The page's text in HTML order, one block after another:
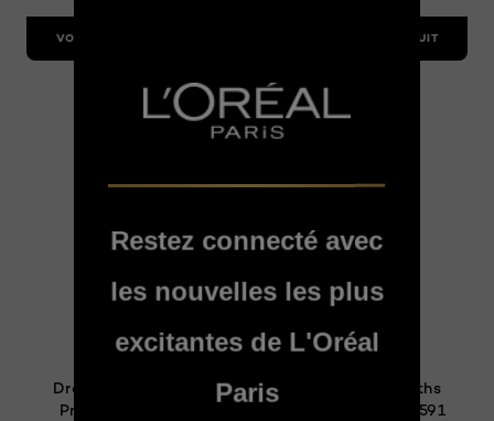
VOIR LE PRODUIT VOIR LE PRODUIT
Dream Lengths
Protecteur de
Dream Lengths
Shampooing 591
Restez connecté avec
les nouvelles les plus
excitantes de L'Oréal
Paris